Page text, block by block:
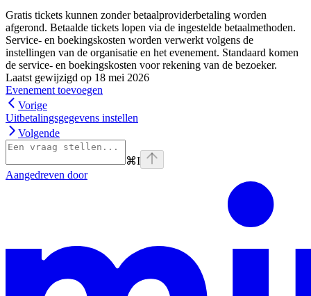
Gratis tickets kunnen zonder betaalproviderbetaling worden
afgerond. Betaalde tickets lopen via de ingestelde betaalmethoden.
Service- en boekingskosten worden verwerkt volgens de
instellingen van de organisatie en het evenement. Standaard komen
de service- en boekingskosten voor rekening van de bezoeker.
Laatst gewijzigd op 18 mei 2026
Evenement toevoegen
Vorige
Uitbetalingsgegevens instellen
Volgende
⌘I
Aangedreven door